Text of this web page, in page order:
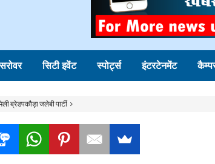
सिटी इवेंट स्पोर्ट्स इंटरटेनमेंट
ब्रेडपकौड़ा जलेबी पार्टी